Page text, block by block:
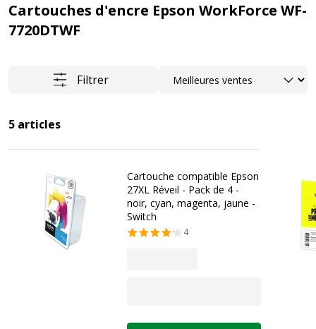
Cartouches d'encre Epson WorkForce WF-
7720DTWF
Filtrer Trier
5 articles
Cartouche compatible Epson
27XL Réveil - Pack de 4 -
noir, cyan, magenta, jaune -
Switch
4